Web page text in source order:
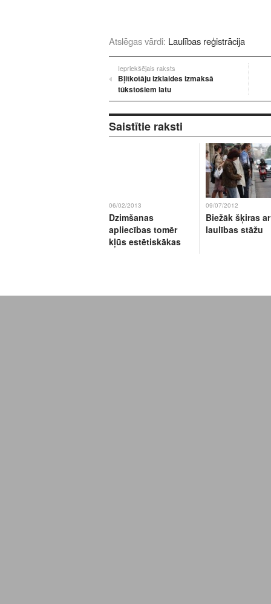
Atslēgas vārdi: Laulības reģistrācija
Iepriekšējais raksts
Bļitkotāju izklaides izmaksā
tūkstošiem latu
Saistītie raksti
06/02/2013
Dzimšanas
apliecības tomēr
kļūs estētiskākas
09/07/2012
Biežāk šķiras
laulības stāžu